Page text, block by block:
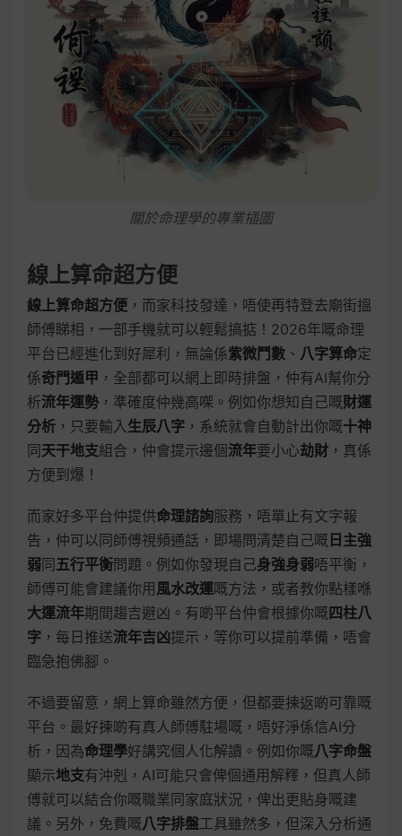
關於命理學的專業插圖
線上算命超方便
線上算命超方便 ，而家科技發達，唔使再特登去廟街搵
師傅睇相，一部手機就可以輕鬆搞掂！2026年嘅命理
平台已經進化到好犀利，無論係紫微鬥數 、 八字算命定
係奇門遁甲 ，全部都可以網上即時排盤，仲有AI幫你分
析流年運勢 ，準確度仲幾高㗎。例如你想知自己嘅財運
分析 ，只要輸入 生辰八字 ，系統就會自動計出你嘅十神
同天干地支組合，仲會提示邊個流年要小心劫財 ，真係
方便到爆！
而家好多平台仲提供命理諮詢服務，唔單止有文字報
告，仲可以同師傅視頻通話，即場問清楚自己嘅 日主強
弱同五行平衡問題。例如你發現自己身強身弱唔平衡，
師傅可能會建議你用 風水改運嘅方法，或者教你點樣喺
大運流年期間趨吉避凶。有啲平台仲會根據你嘅四柱八
字 ，每日推送流年吉凶提示，等你可以提前準備，唔會
臨急抱佛腳。
不過要留意，網上算命雖然方便，但都要揀返啲可靠嘅
平台。最好揀啲有真人師傅駐場嘅，唔好淨係信AI分
析，因為命理學好講究個人化解讀。例如你嘅八字命盤
顯示地支有沖剋，AI可能只會俾個通用解釋，但真人師
傅就可以結合你嘅職業同家庭狀況，俾出更貼身嘅建
議。另外，免費嘅八字排盤工具雖然多，但深入分析通